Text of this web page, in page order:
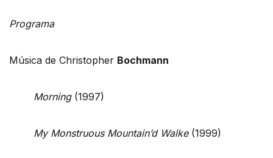
Programa
Música de Christopher Bochmann
Morning (1997)
My Monstruous Mountain’d Walke (1999)